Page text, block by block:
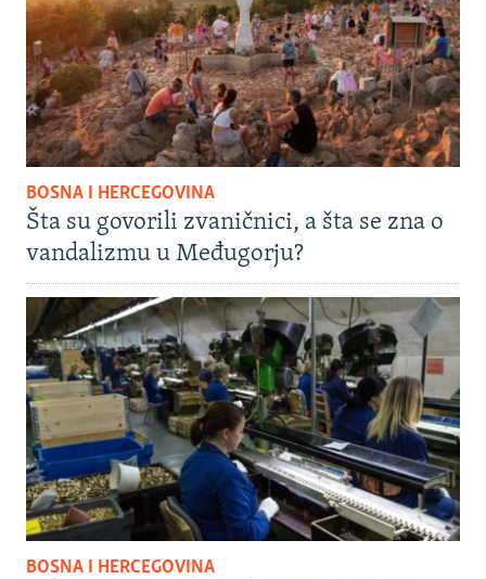
BOSNA I HERCEGOVINA
Šta su govorili zvaničnici, a šta se zna o
vandalizmu u Međugorju?
BOSNA I HERCEGOVINA